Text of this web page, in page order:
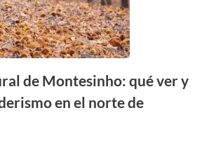
de Montesinho: qué ver y
en el norte de